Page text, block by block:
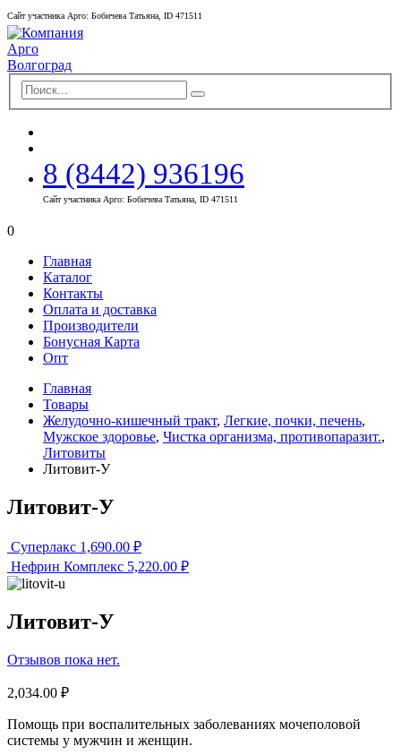
Сайт участника Арго: Бобичева Татьяна, ID 471511
8 (8442) 936196
Сайт участника Арго: Бобичева Татьяна, ID 471511
0
Главная
Каталог
Контакты
Оплата и доставка
Производители
Бонусная Карта
Опт
Главная
Товары
Желудочно-кишечный тракт, Легкие, почки, печень,
Мужское здоровье, Чистка организма, противопаразит.,
Литовиты
Литовит-У
Литовит-У
Суперлакс 1,690.00 ₽
Нефрин Комплекс 5,220.00 ₽
Литовит-У
Отзывов пока нет.
2,034.00 ₽
Помощь при воспалительных заболеваниях мочеполовой
системы у мужчин и женщин.